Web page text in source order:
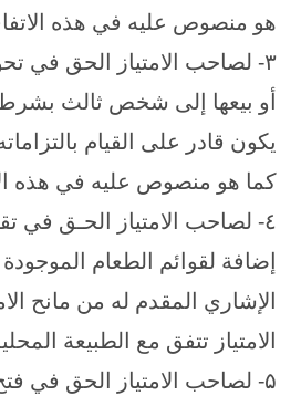
هو منصوص عليه في هذه
۳- لصاحب الامتياز الحق في
أو بيعها إلى شخص ثالث
يكون قادر على القيام
كما هو منصوص عليه في هذه
٤- لصاحب الامتياز الحـق في
إضافة لقوائم الطعام
الإشاري المقدم له من مانح
الامتياز تتفق مع الطبيعة
۵- لصاحب الامتياز الحق في